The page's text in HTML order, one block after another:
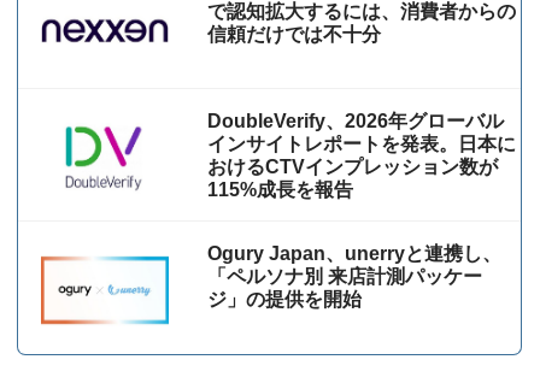
で認知拡大するには、消費者からの
信頼だけでは不十分
DoubleVerify、2026年グローバル
インサイトレポートを発表。日本に
おけるCTVインプレッション数が
115%成⻑を報告
Ogury Japan、unerryと連携し、
「ペルソナ別 来店計測パッケー
ジ」の提供を開始